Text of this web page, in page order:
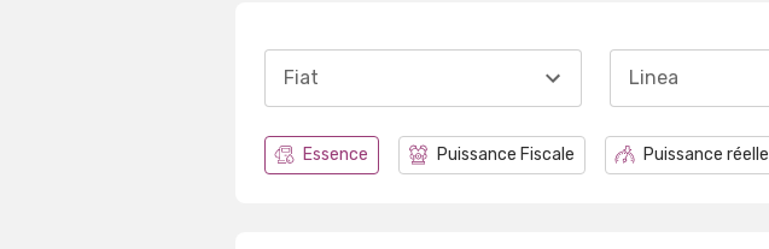
Fiat Linea
Essence Puissance Fiscale Puissance réelle